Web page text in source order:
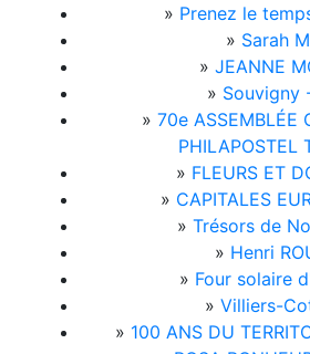
» Prenez le
» Sarah
» JEANNE
» Souvigny
» 70e ASSEMBLÉE
PHILAPOSTEL
» FLEURS ET
» CAPITALES
» Trésors de
» Henri
» Four solaire
» Villiers-
» 100 ANS DU